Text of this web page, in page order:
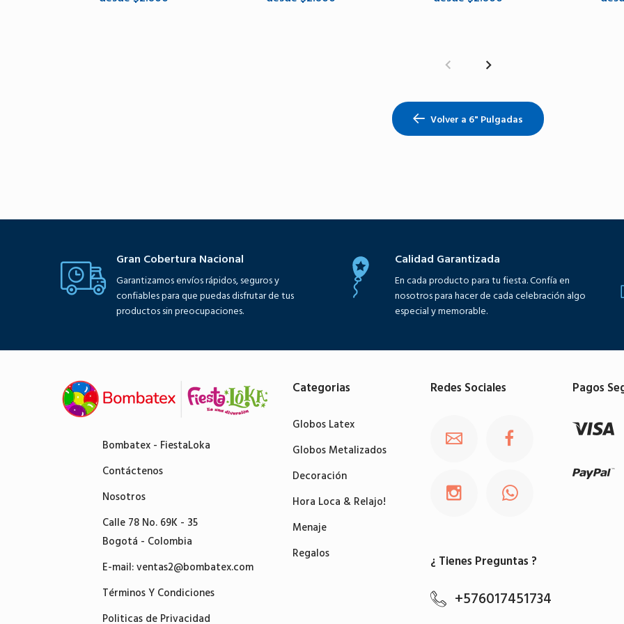
Volver a 6" Pulgadas
Gran Cobertura Nacional
Garantizamos envíos rápidos, seguros y
confiables para que puedas disfrutar de tus
productos sin preocupaciones.
Calidad Garantizada
En cada producto para tu fiesta. Confía en
nosotros para hacer de cada celebración algo
especial y memorable.
Bombatex - FiestaLoka
Contáctenos
Nosotros
Calle 78 No. 69K - 35
Bogotá - Colombia
E-mail:ventas2@bombatex.com
Términos Y Condiciones
Politicas de Privacidad
Categorias
Globos Latex
Globos Metalizados
Decoración
Hora Loca & Relajo!
Menaje
Regalos
Redes Sociales
¿ Tienes Preguntas ?
+576017451734
Pagos